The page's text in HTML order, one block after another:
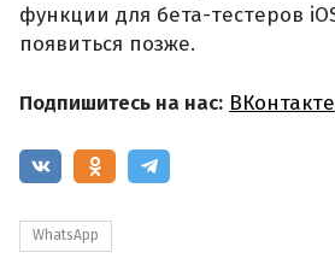
функции для бета-тестеров
появиться позже.
Подпишитесь на нас: ВКонтакте
WhatsApp